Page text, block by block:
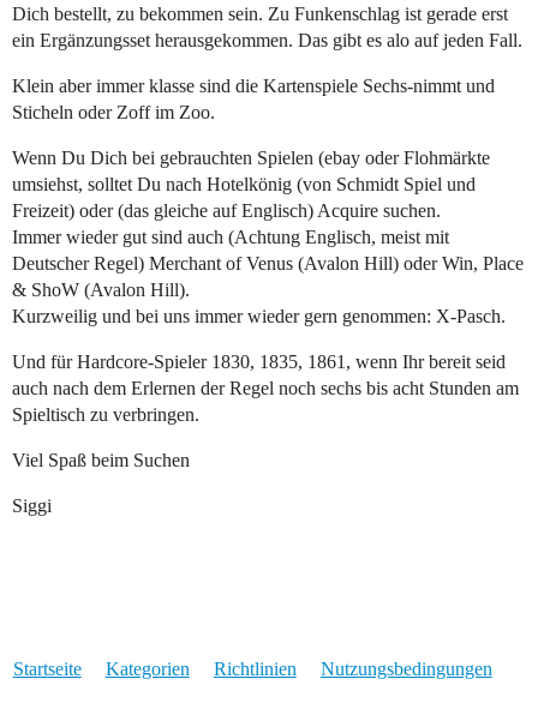
Dich bestellt, zu bekommen sein. Zu Funkenschlag ist gerade erst
ein Ergänzungsset herausgekommen. Das gibt es alo auf jeden Fall.
Klein aber immer klasse sind die Kartenspiele Sechs-nimmt und
Sticheln oder Zoff im Zoo.
Wenn Du Dich bei gebrauchten Spielen (ebay oder Flohmärkte
umsiehst, solltet Du nach Hotelkönig (von Schmidt Spiel und
Freizeit) oder (das gleiche auf Englisch) Acquire suchen.
Immer wieder gut sind auch (Achtung Englisch, meist mit
Deutscher Regel) Merchant of Venus (Avalon Hill) oder Win, Place
& ShoW (Avalon Hill).
Kurzweilig und bei uns immer wieder gern genommen: X-Pasch.
Und für Hardcore-Spieler 1830, 1835, 1861, wenn Ihr bereit seid
auch nach dem Erlernen der Regel noch sechs bis acht Stunden am
Spieltisch zu verbringen.
Viel Spaß beim Suchen
Siggi
Startseite Kategorien Richtlinien Nutzungsbedingungen